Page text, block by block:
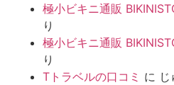
極小ビキニ通販
り
極小ビキニ通販
り
Tトラベルの口コミ に